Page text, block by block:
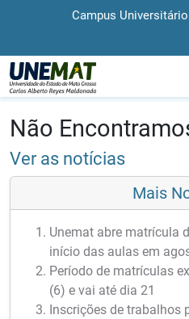
Campus
Página Inicial
Não
Ver as notícias
Mais
Unemat abre matrícula
início das aulas em
Período de matrículas
(6) e vai até dia 21
Inscrições de trabalhos